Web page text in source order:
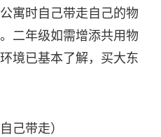
寓时自己带走自己的物
二年级如需增添共用物
境已基本了解，买大东
己带走）